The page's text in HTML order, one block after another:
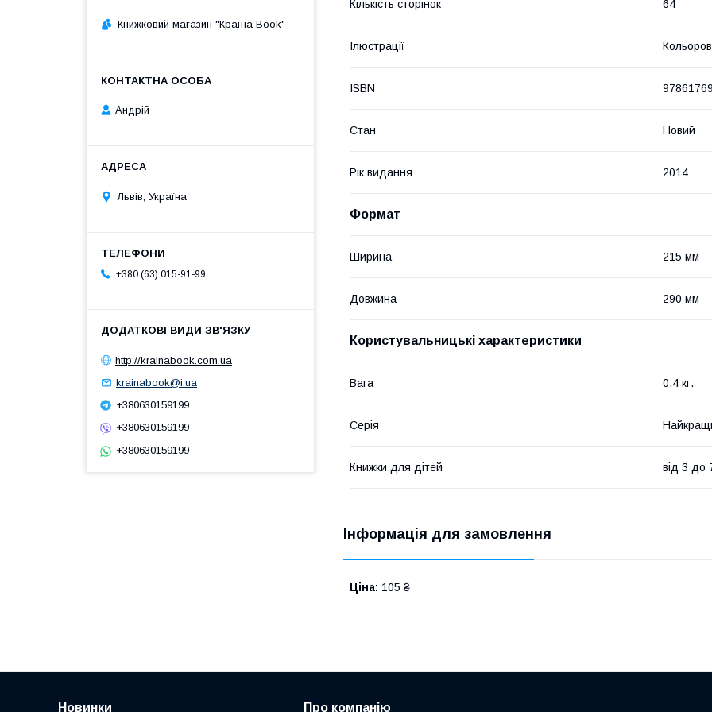
Кількість сторінок 64
Ілюстрації
ISBN
Стан Новий
Рік видання 2014
Формат
Ширина 215 мм
Довжина 290 мм
Користувальницькі характеристики
Вага 0.4 кг.
Серія
Книжки для дітей від 3 до
Інформація для замовлення
Ціна: 105 ₴
Книжковий магазин "Країна Book"
Андрій
Львів, Україна
+380 (63) 015-91-99
http://krainabook.com.ua
krainabook@i.ua
+380630159199
+380630159199
+380630159199
Новинки Про компанію